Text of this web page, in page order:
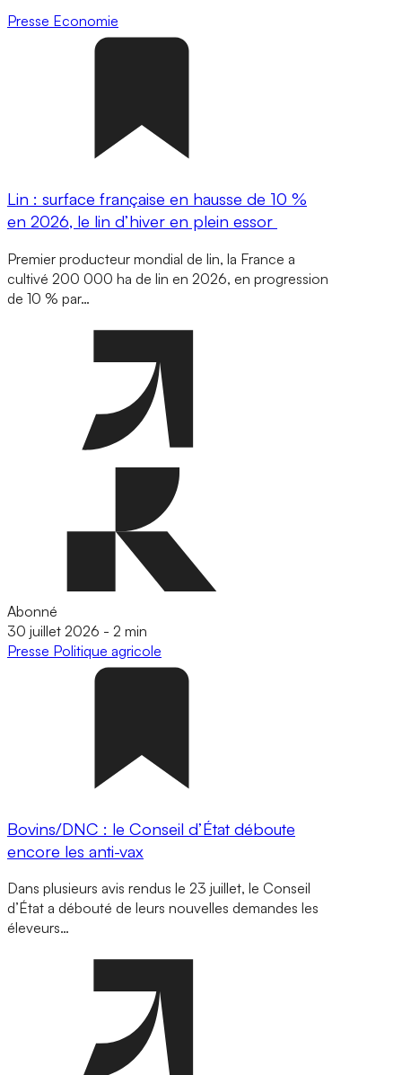
Presse Economie
Lin : surface française en hausse de 10 %
en 2026, le lin d’hiver en plein essor
Premier producteur mondial de lin, la France a
cultivé 200 000 ha de lin en 2026, en progression
de 10 % par…
Abonné
30 juillet 2026 - 2 min
Presse Politique agricole
Bovins/DNC : le Conseil d’État déboute
encore les anti-vax
Dans plusieurs avis rendus le 23 juillet, le Conseil
d’État a débouté de leurs nouvelles demandes les
éleveurs…